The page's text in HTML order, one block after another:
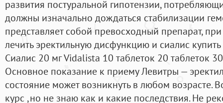
развития постуральной гипотензии,
должны изначально дождаться стабилизации
представляет собой превосходный препарат,
лечить эректильную дисфункцию и сиалис
Сиалис 20 мг Vidalista 10 таблеток 20 таблеток
Основное показание к приему Левитры —
состояние может возникнуть в любом возрасте.
курс ,но не знаю как и какие последствия. Не